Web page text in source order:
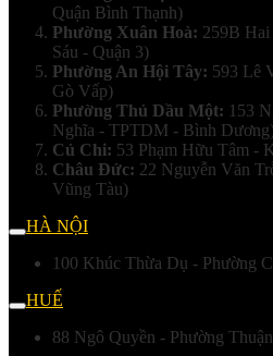
Quận Bình Thạnh)
Phường Xuân Hoà: 259B
Sáu - Quận 3)
Phường An Hội Tây: 593 Lê
Gò Vấp)
Phường Thủ Dầu Một: 153
Nghĩa - TPTDM - Bình
Củ Chi: 53 Phạm Hữu Tâm -
Châu Đức: 22 Nguyễn Văn
Vũng Tàu)
HÀ NỘI
100 Khúc Thừa Dụ - Phường
HUẾ
88 Ngô Quyền - Phường